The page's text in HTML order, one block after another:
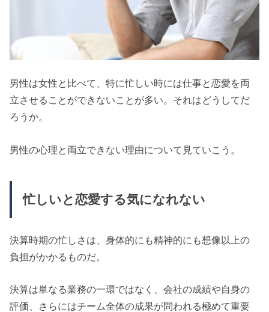
男性は女性と比べて、特に忙しい時には仕事と恋愛を両
立させることができないことが多い。それはどうしてだ
ろうか。
男性の心理と両立できない理由について見ていこう。
忙しいと恋愛する気になれない
決算時期の忙しさは、身体的にも精神的にも想像以上の
負担がかかるものだ。
決算は単なる業務の一環ではなく、会社の成績や自身の
評価、さらにはチーム全体の成果が問われる極めて重要